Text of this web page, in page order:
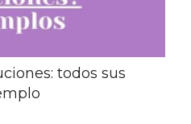
todos sus